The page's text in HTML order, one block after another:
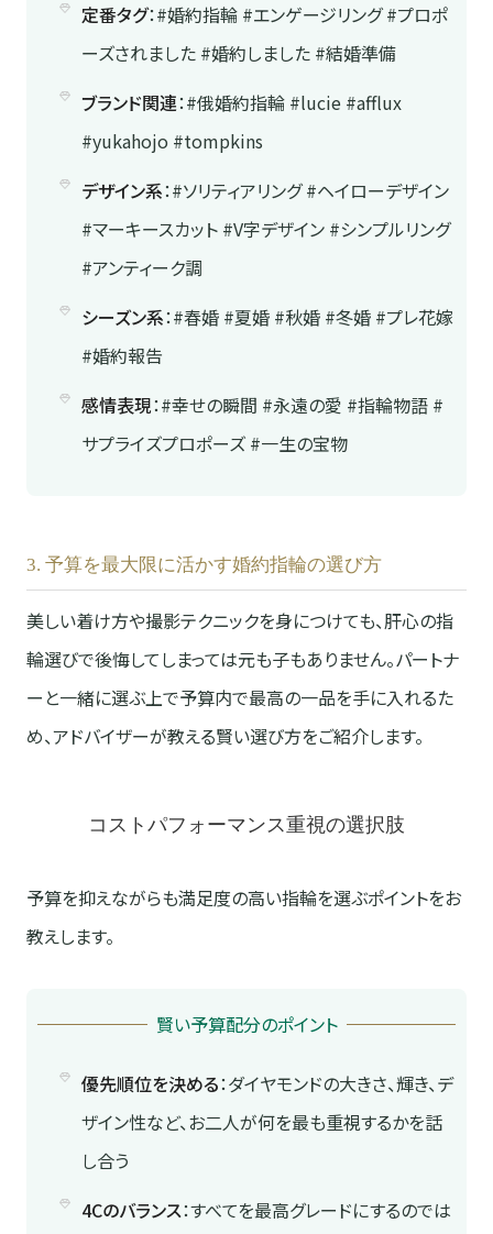
定番タグ：#婚約指輪 #エンゲージリング #プロポ
ーズされました #婚約しました #結婚準備
ブランド関連：#俄婚約指輪 #lucie #afflux
#yukahojo #tompkins
デザイン系：#ソリティアリング #ヘイローデザイン
#マーキースカット #V字デザイン #シンプルリング
#アンティーク調
シーズン系：#春婚 #夏婚 #秋婚 #冬婚 #プレ花嫁
#婚約報告
感情表現：#幸せの瞬間 #永遠の愛 #指輪物語 #
サプライズプロポーズ #一生の宝物
3. 予算を最大限に活かす婚約指輪の選び方
美しい着け方や撮影テクニックを身につけても、肝心の指
輪選びで後悔してしまっては元も子もありません。パートナ
ーと一緒に選ぶ上で予算内で最高の一品を手に入れるた
め、アドバイザーが教える賢い選び方をご紹介します。
コストパフォーマンス重視の選択肢
予算を抑えながらも満足度の高い指輪を選ぶポイントをお
教えします。
賢い予算配分のポイント
優先順位を決める：ダイヤモンドの大きさ、輝き、デ
ザイン性など、お二人が何を最も重視するかを話
し合う
4Cのバランス：すべてを最高グレードにするのでは